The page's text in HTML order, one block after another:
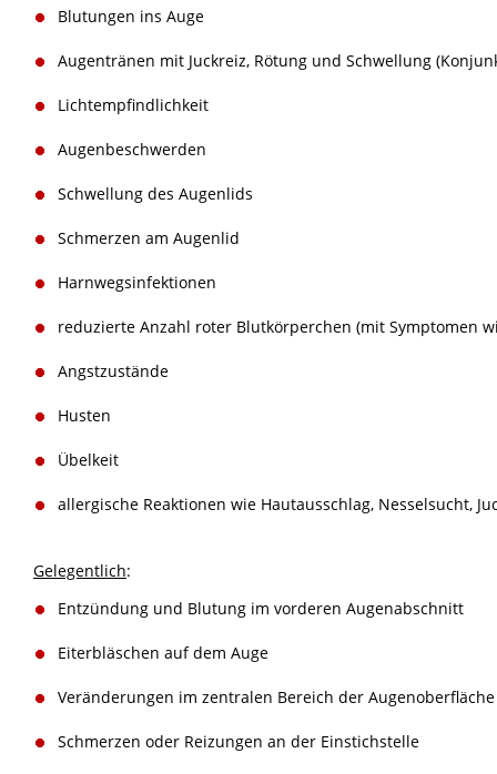
Blutungen ins Auge
Augentränen mit Juckreiz, Rötung und Schwellung
Lichtempfindlichkeit
Augenbeschwerden
Schwellung des Augenlids
Schmerzen am Augenlid
Harnwegsinfektionen
reduzierte Anzahl roter Blutkörperchen (mit Symptomen
Angstzustände
Husten
Übelkeit
allergische Reaktionen wie Hautausschlag, Nesselsucht,
Gelegentlich:
Entzündung und Blutung im vorderen Augenabschnitt
Eiterbläschen auf dem Auge
Veränderungen im zentralen Bereich der Augenoberfläche
Schmerzen oder Reizungen an der Einstichstelle